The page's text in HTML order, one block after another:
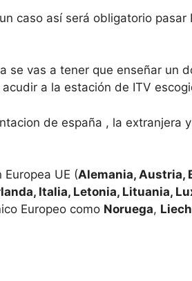
caso así será obligatorio
vas a tener que enseñar un
a la estación de ITV
de españa , la
UE (Alemania, Austria,
Italia, Letonia, Lituania,
Europeo como Noruega,